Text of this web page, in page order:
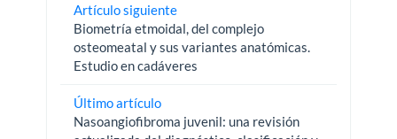
Artículo siguiente
Biometría etmoidal, del complejo
osteomeatal y sus variantes anatómicas.
Estudio en cadáveres
Último artículo
Nasoangiofibroma juvenil: una revisión